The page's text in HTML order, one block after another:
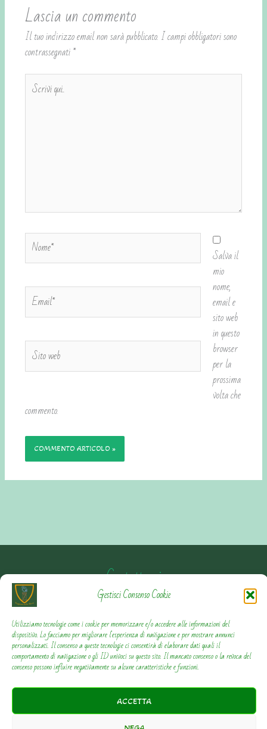
Gestisci Consenso Cookie
Utilizziamo tecnologie come i cookie per memorizzare e/o accedere alle informazioni del
dispositivo. Lo facciamo per migliorare l'esperienza di navigazione e per mostrare annunci
personalizzati. Il consenso a queste tecnologie ci consentirà di elaborare dati quali il
comportamento di navigazione o gli ID univoci su questo sito. Il mancato consenso o la revoca del
consenso possono influire negativamente su alcune caratteristiche e funzioni.
ACCETTA
Lascia un commento
Il tuo indirizzo email non sarà pubblicato.I campi obbligatori sono
contrassegnati*
Scrivi
qui..
Nome*
Email*
Sito
web
Salva il
mio
nome,
email e
sito web
in questo
browser
per la
prossima
volta che
commento.
Contattami
Privacy Policy
Cookie Policy
Copyright © 2018-2026 - Viaggiamo nella Storia. Tutti i